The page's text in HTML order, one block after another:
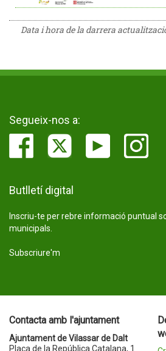
Data i hora de la darrera
Segueix-nos a:
Butlletí digital
Inscriu-te per rebre informació puntual
municipals.
Subscriure'm
Contacta amb l'ajuntament
Ajuntament de Vilassar de Dalt
Plaça de la República Catalana, 1